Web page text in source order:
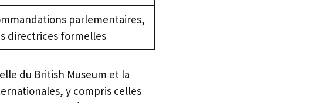
parlementaires,
directrices formelles
du British Museum et la
y compris celles